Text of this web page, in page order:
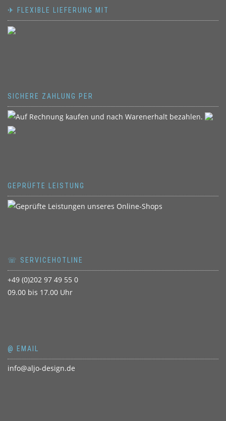
✈ FLEXIBLE LIEFERUNG MIT
SICHERE ZAHLUNG PER
GEPRÜFTE LEISTUNG
☏ SERVICEHOTLINE
+49 (0)202 97 49 55 0
09.00 bis 17.00 Uhr
@ EMAIL
info@aljo-design.de